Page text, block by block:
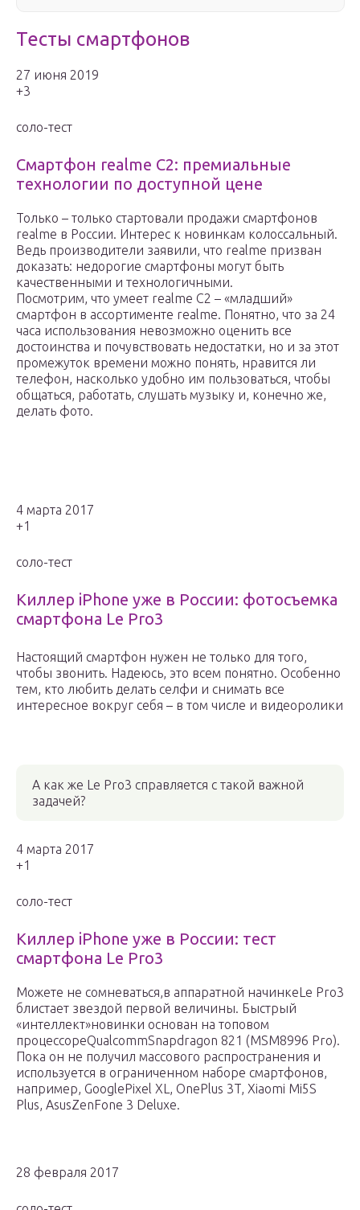
Тесты смартфонов
27 июня 2019
+3
соло-тест
Смартфон realme C2: премиальные
технологии по доступной цене
Только – только стартовали продажи смартфонов
realme в России. Интерес к новинкам колоссальный.
Ведь производители заявили, что realme призван
доказать: недорогие смартфоны могут быть
качественными и технологичными.
Посмотрим, что умеет realme C2 – «младший»
смартфон в ассортименте realme. Понятно, что за 24
часа использования невозможно оценить все
достоинства и почувствовать недостатки, но и за этот
промежуток времени можно понять, нравится ли
телефон, насколько удобно им пользоваться, чтобы
общаться, работать, слушать музыку и, конечно же,
делать фото.
4 марта 2017
+1
соло-тест
Киллер iPhone уже в России: фотосъемка
смартфона Le Pro3
Настоящий смартфон нужен не только для того,
чтобы звонить. Надеюсь, это всем понятно. Особенно
тем, кто любить делать селфи и снимать все
интересное вокруг себя – в том числе и видеоролики
А как же Le Pro3 справляется с такой важной
задачей?
4 марта 2017
+1
соло-тест
Киллер iPhone уже в России: тест
смартфона Le Pro3
Можете не сомневаться,в аппаратной начинкеLe Pro3
блистает звездой первой величины. Быстрый
«интеллект»новинки основан на топовом
процессореQualcommSnapdragon 821 (MSM8996 Pro).
Пока он не получил массового распространения и
используется в ограниченном наборе смартфонов,
например, GooglePixel XL, OnePlus 3T, Xiaomi Mi5S
Plus, AsusZenFone 3 Deluxe.
28 февраля 2017